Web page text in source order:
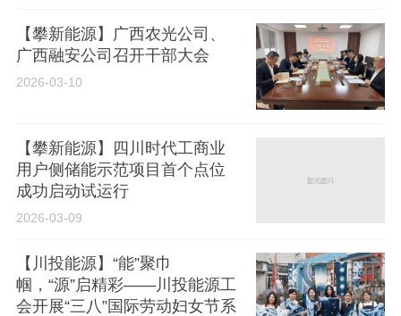
【攀新能源】广西农光公司、
广西融安公司召开干部大会
2026-03-10
【攀新能源】四川时代工商业
用户侧储能示范项目首个点位
成功启动试运行
2026-03-09
【川投能源】“能”聚巾
帼，“源”启精彩——川投能源工
会开展“三八”国际劳动妇女节系